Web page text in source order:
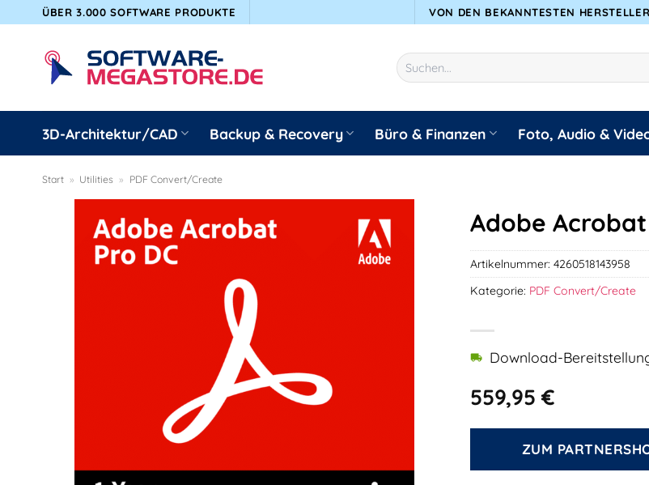
springen
ÜBER 3.000 SOFTWARE PRODUKTE VON DEN BEKANNTESTEN
Suchen
nach:
3D-Architektur/CAD Backup & Recovery Büro & Finanzen Foto, Audio &
Start » Utilities » PDF Convert/Create
Adobe
559,95€
Download-
ZUM
Artikelnummer:4260518143958
Kategorie: PDF Convert/Create